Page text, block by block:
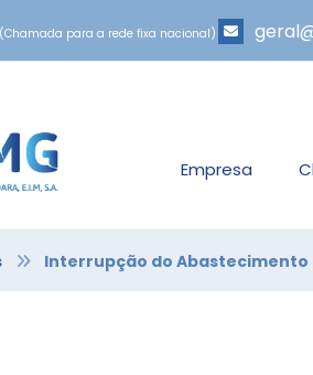
(Chamada para a rede fixa nacional)
Empresa
Interrupção do Abastecimento